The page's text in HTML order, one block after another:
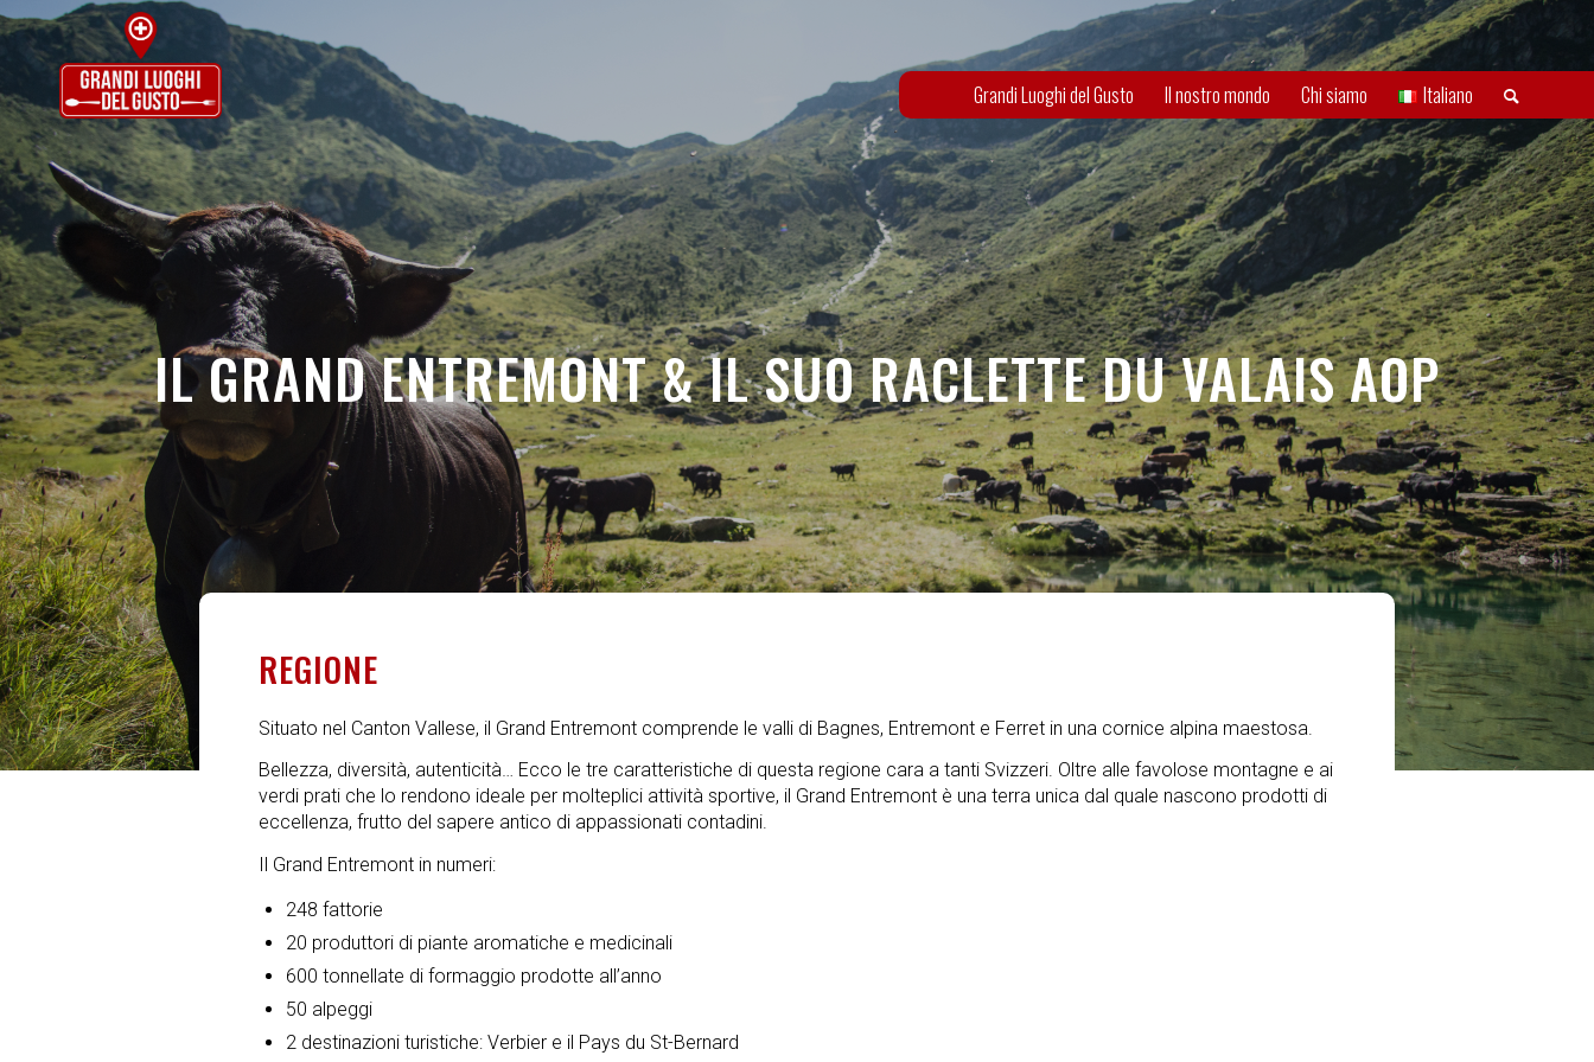
Grandi Luoghi del Gusto Il nostro mondo Chi siamo Italiano
IL GRAND ENTREMONT & IL SUO RACLETTE DU VALAIS AOP
REGIONE
Situato nel Canton Vallese, il Grand Entremont comprende le valli di Bagnes, Entremont e Ferret in una cornice alpina maestosa.
Bellezza, diversità, autenticità… Ecco le tre caratteristiche di questa regione cara a tanti Svizzeri. Oltre alle favolose montagne e ai
verdi prati che lo rendono ideale per molteplici attività sportive, il Grand Entremont è una terra unica dal quale nascono prodotti di
eccellenza, frutto del sapere antico di appassionati contadini.
Il Grand Entremont in numeri:
248 fattorie
20 produttori di piante aromatiche e medicinali
600 tonnellate di formaggio prodotte all’anno
50 alpeggi
2 destinazioni turistiche: Verbier e il Pays du St-Bernard